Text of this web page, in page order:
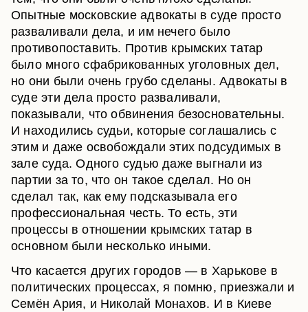
Опытные московские адвокаты в суде просто
разваливали дела, и им нечего было
противопоставить. Против крымских татар
было много сфабрикованных уголовных дел,
но они были очень грубо сделаны. Адвокаты в
суде эти дела просто разваливали,
показывали, что обвинения безосновательны.
И находились судьи, которые соглашались с
этим и даже освобождали этих подсудимых в
зале суда. Одного судью даже выгнали из
партии за то, что он такое сделал. Но он
сделал так, как ему подсказывала его
профессиональная честь. То есть, эти
процессы в отношении крымских татар в
основном были несколько иными.
Что касается других городов — в Харькове в
политических процессах, я помню, приезжали и
Семён Ария, и Николай Монахов. И в Киеве